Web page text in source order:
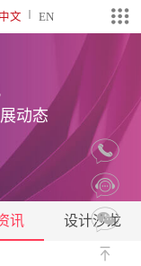
中文 EN
动态
讯 设计沙龙